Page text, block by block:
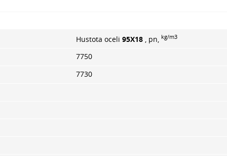
Hustota oceli 95X18 , pn, kg/m3
7750
7730